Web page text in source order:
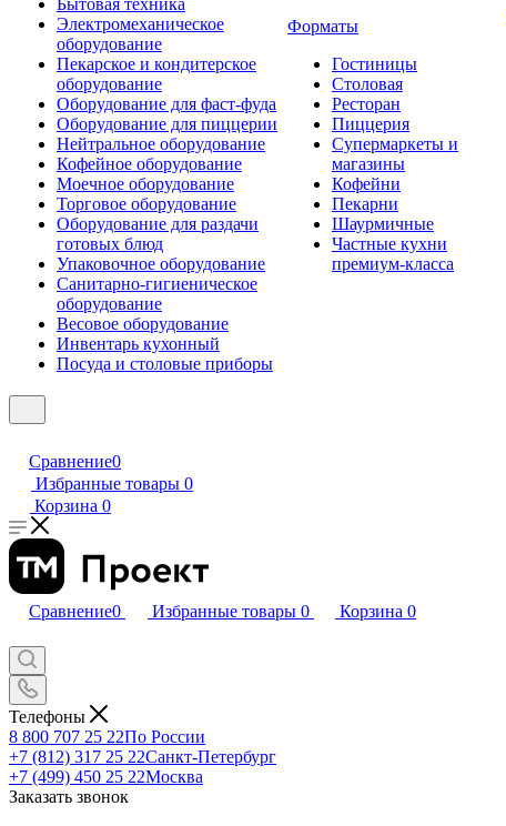
Бытовая техника
Электромеханическое
оборудование
Пекарское и кондитерское
оборудование
Оборудование для фаст-фуда
Оборудование для пиццерии
Нейтральное оборудование
Кофейное оборудование
Моечное оборудование
Торговое оборудование
Оборудование для раздачи
готовых блюд
Упаковочное оборудование
Санитарно-гигиеническое
оборудование
Весовое оборудование
Инвентарь кухонный
Посуда и столовые приборы
Форматы
Гостиницы
Столовая
Ресторан
Пиццерия
Супермаркеты и
магазины
Кофейни
Пекарни
Шаурмичные
Частные кухни
премиум-класса
Сравнение0
Избранные товары 0
Корзина 0
Сравнение0 Избранные товары 0 Корзина 0
Телефоны
8 800 707 25 22По России
+7 (812) 317 25 22Санкт-Петербург
+7 (499) 450 25 22Москва
Заказать звонок